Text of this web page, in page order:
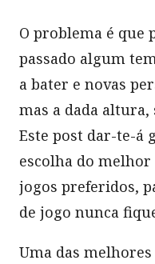
O problema é que
passado algum
a bater e novas
mas a dada
Este post dar-te-á
escolha do
jogos preferidos,
de jogo nunca
Uma das